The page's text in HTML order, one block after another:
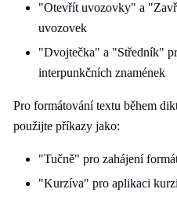
"Otevřít uvozovky" a
uvozovek
"Dvojtečka" a "Středník"
interpunkčních znamének
Pro formátování textu během
použijte příkazy jako:
"Tučně" pro zahájení
"Kurzíva" pro aplikaci